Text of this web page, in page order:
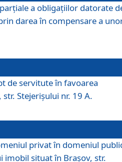
a obligaţiilor datorate
darea în compensare a
de servitute în favoarea
Stejerişului nr. 19 A.
privat în domeniul
imobil situat în Braşov, str.